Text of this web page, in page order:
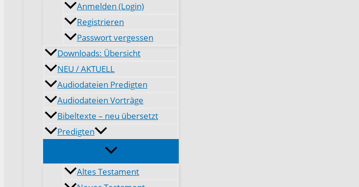
Anmelden (Login)
Registrieren
Passwort vergessen
Downloads: Übersicht
NEU / AKTUELL
Audiodateien Predigten
Audiodateien Vorträge
Bibeltexte – neu übersetzt
Predigten
Altes Testament